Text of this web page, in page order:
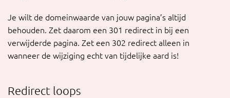
Je wilt de domeinwaarde van jouw pagina’s altijd
behouden. Zet daarom een 301 redirect in bij een
verwijderde pagina. Zet een 302 redirect alleen in
wanneer de wijziging echt van tijdelijke aard is!
Redirect loops